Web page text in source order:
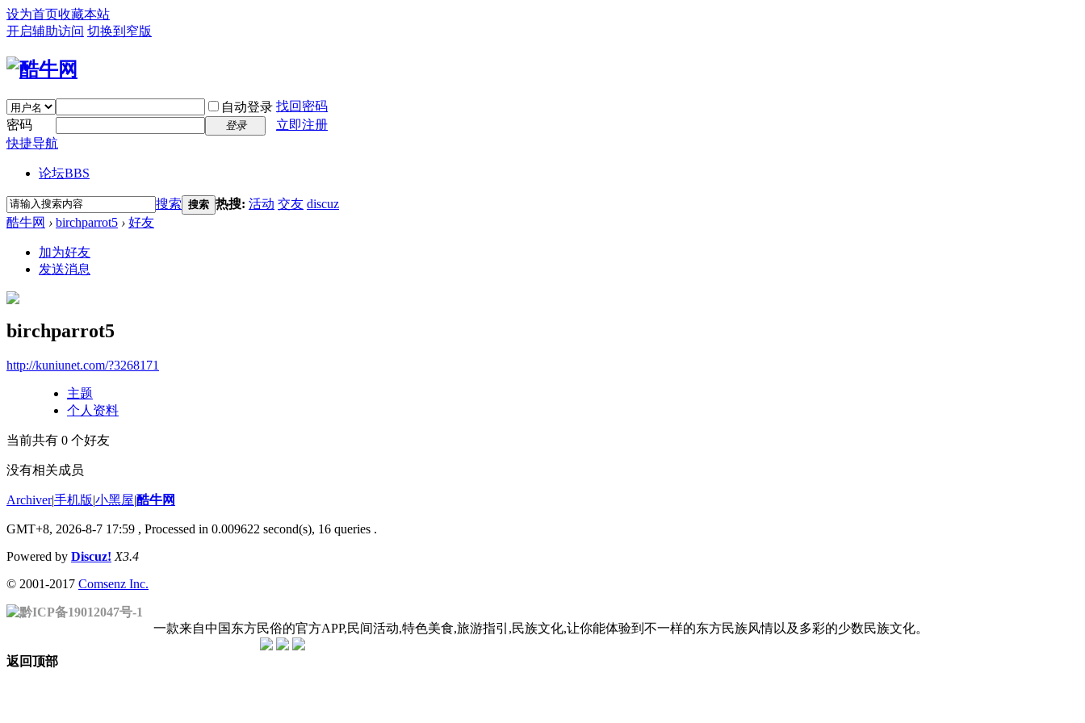
设为首页收藏本站
开启辅助访问 切换到窄版
自动登录 找回密码
密码
登录
立即注册
快捷导航
论坛BBS
搜索 搜索 热搜: 活动 交友 discuz
酷牛网 › birchparrot5 › 好友
加为好友
发送消息
birchparrot5
http://kuniunet.com/?3268171
主题
个人资料
当前共有 0 个好友
没有相关成员
Archiver|手机版|小黑屋|酷牛网
GMT+8, 2026-8-7 17:59 , Processed in 0.009622 second(s), 16 queries .
Powered by Discuz! X3.4
© 2001-2017 Comsenz Inc.
黔ICP备19012047号-1
一款来自中国东方民俗的官方APP,民间活动,特色美食,旅游指引,民族文化,让你能体验到不一样的东方民族风情以及多彩的少数民族文化。
返回顶部